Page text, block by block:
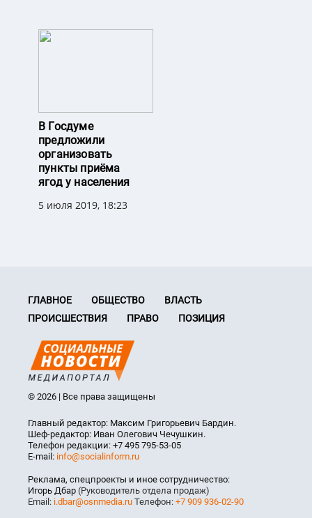
В Госдуме
предложили
организовать
пункты приёма
ягод у населения
5 июля 2019, 18:23
ГЛАВНОЕ ОБЩЕСТВО
ВЛАСТЬ
ПРОИСШЕСТВИЯ
ПРАВО ПОЗИЦИЯ
© 2026 | Все права защищены
Главный редактор: Максим Григорьевич Бардин.
Шеф-редактор: Иван Олегович Чечушкин.
Телефон редакции: +7 495 795-53-05
E-mail: info@socialinform.ru
Реклама, спецпроекты и иное сотрудничество:
Игорь Дбар (Руководитель отдела продаж)
Email: i.dbar@osnmedia.ru Телефон: +7 909 936-02-90